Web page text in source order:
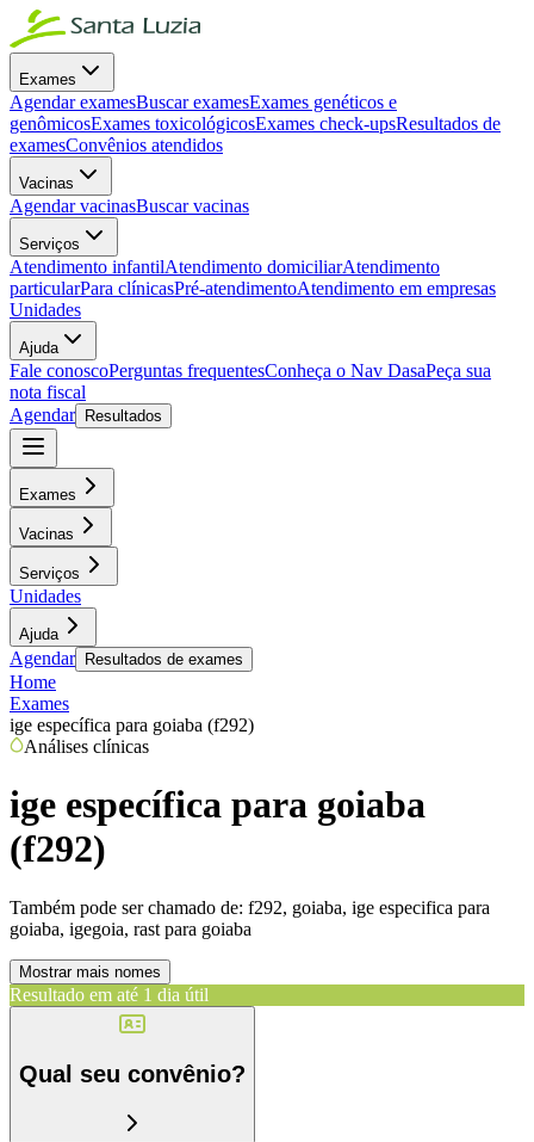
Exames
Agendar examesBuscar examesExames genéticos e
genômicosExames toxicológicosExames check-upsResultados de
examesConvênios atendidos
Vacinas
Agendar vacinasBuscar vacinas
Serviços
Atendimento infantilAtendimento domiciliarAtendimento
particularPara clínicasPré-atendimentoAtendimento em empresas
Unidades
Ajuda
Fale conoscoPerguntas frequentesConheça o Nav DasaPeça sua
nota fiscal
Agendar
Resultados
Exames
Vacinas
Serviços
Unidades
Ajuda
Agendar Resultados de exames
Home
Exames
ige específica para goiaba (f292)
Análises clínicas
ige específica para goiaba
(f292)
Também pode ser chamado de: f292, goiaba, ige especifica para
goiaba, igegoia, rast para goiaba
Mostrar mais nomes
Resultado em até 1 dia útil
Qual seu convênio?